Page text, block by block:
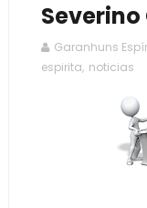
Garanhuns
espirita, noticias